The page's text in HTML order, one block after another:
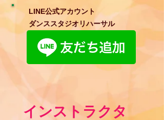
​ダンススタジオリハーサル
​LINE公式アカウント
​インストラクタ